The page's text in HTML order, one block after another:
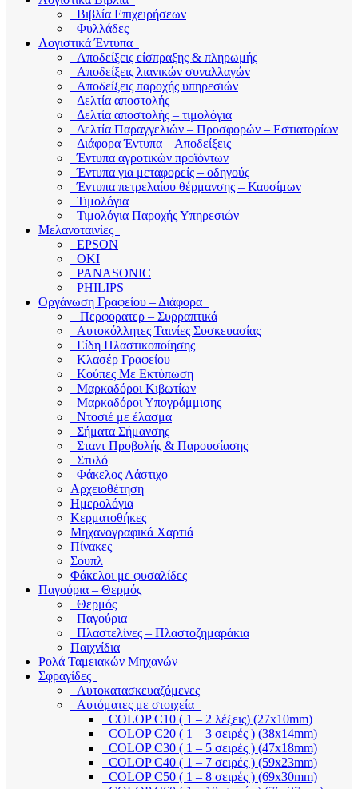
Βιβλία Επιχειρήσεων
Φυλλάδες
Λογιστικά Έντυπα
Αποδείξεις είσπραξης & πληρωμής
Αποδείξεις λιανικών συναλλαγών
Αποδείξεις παροχής υπηρεσιών
Δελτία αποστολής
Δελτία αποστολής – τιμολόγια
Δελτία Παραγγελιών – Προσφορών – Εστιατορίων
Διάφορα Έντυπα – Αποδείξεις
Έντυπα αγροτικών προϊόντων
Έντυπα για μεταφορείς – οδηγούς
Έντυπα πετρελαίου θέρμανσης – Καυσίμων
Τιμολόγια
Τιμολόγια Παροχής Υπηρεσιών
Μελανοταινίες
EPSON
OKI
PANASONIC
PHILIPS
Οργάνωση Γραφείου – Διάφορα
Περφορατερ – Συρραπτικά
Αυτοκόλλητες Ταινίες Συσκευασίας
Είδη Πλαστικοποίησης
Κλασέρ Γραφείου
Κούπες Με Εκτύπωση
Μαρκαδόροι Κιβωτίων
Μαρκαδόροι Υπογράμμισης
Ντοσιέ με έλασμα
Σήματα Σήμανσης
Σταντ Προβολής & Παρουσίασης
Στυλό
Φάκελος Λάστιχο
Αρχειοθέτηση
Ημερολόγια
Κερματοθήκες
Μηχανογραφικά Χαρτιά
Πίνακες
Σουπλ
Φάκελοι με φυσαλίδες
Παγούρια – Θερμός
Θερμός
Παγούρια
Πλαστελίνες – Πλαστοζημαράκια
Παιχνίδια
Ρολά Ταμειακών Μηχανών
Σφραγίδες
Αυτοκατασκευαζόμενες
Αυτόματες με στοιχεία
COLOP C10 ( 1 – 2 λέξεις) (27x10mm)
COLOP C20 ( 1 – 3 σειρές ) (38x14mm)
COLOP C30 ( 1 – 5 σειρές ) (47x18mm)
COLOP C40 ( 1 – 7 σειρές ) (59x23mm)
COLOP C50 ( 1 – 8 σειρές ) (69x30mm)